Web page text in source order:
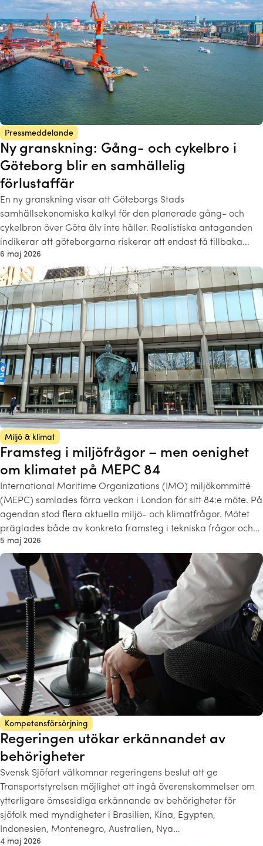
Pressmeddelande
Ny granskning: Gång- och cykelbro i
Göteborg blir en samhällelig
förlustaffär
En ny granskning visar att Göteborgs Stads
samhällsekonomiska kalkyl för den planerade gång- och
cykelbron över Göta älv inte håller. Realistiska antaganden
indikerar att göteborgarna riskerar att endast få tillbaka…
6 maj 2026
Miljö & klimat
Framsteg i miljöfrågor – men oenighet
om klimatet på MEPC 84
International Maritime Organizations (IMO) miljökommitté
(MEPC) samlades förra veckan i London för sitt 84:e möte. På
agendan stod flera aktuella miljö- och klimatfrågor. Mötet
präglades både av konkreta framsteg i tekniska frågor och…
5 maj 2026
Kompetensförsörjning
Regeringen utökar erkännandet av
behörigheter
Svensk Sjöfart välkomnar regeringens beslut att ge
Transportstyrelsen möjlighet att ingå överenskommelser om
ytterligare ömsesidiga erkännande av behörigheter för
sjöfolk med myndigheter i Brasilien, Kina, Egypten,
Indonesien, Montenegro, Australien, Nya…
4 maj 2026